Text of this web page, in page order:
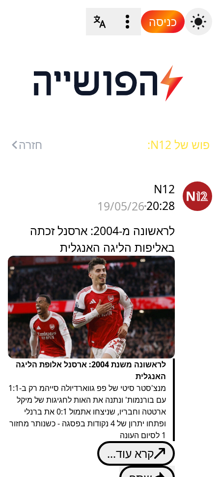
כניסה
פוש של N12: חזרה
N12
20:28
19/05/26
לראשונה מ-2004: ארסנל זכתה
באליפות הליגה האנגלית
לראשונה משנת 2004: ארסנל אלופת הליגה
האנגלית
מנצ'סטר סיטי של פפ גווארדיולה סייהמ רק ב-1:1
עם בורנמות' ונתנה את האות לחגיגות של מיקל
ארטטה וחבריו, שניצחו אתמול 0:1 את ברנלי
ופתחו יתרון של 4 נקודות בפסגה - כשנותר מחזור
1 לסיום העונה
קרא עוד...